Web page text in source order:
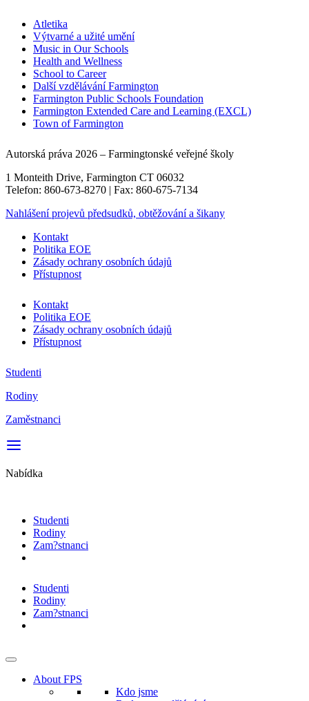
Atletika
Výtvarné a užité umění
Music in Our Schools
Health and Wellness
School to Career
Další vzdělávání Farmington
Farmington Public Schools Foundation
Farmington Extended Care and Learning (EXCL)
Town of Farmington
Autorská práva 2026 – Farmingtonské veřejné školy
1 Monteith Drive, Farmington CT 06032
Telefon: 860-673-8270 | Fax: 860-675-7134
Nahlášení projevů předsudků, obtěžování a šikany
Kontakt
Politika EOE
Zásady ochrany osobních údajů
Přístupnost
Kontakt
Politika EOE
Zásady ochrany osobních údajů
Přístupnost
Studenti
Rodiny
Zaměstnanci
Nabídka
Studenti
Rodiny
Zam?stnanci
Studenti
Rodiny
Zam?stnanci
About FPS
Kdo jsme